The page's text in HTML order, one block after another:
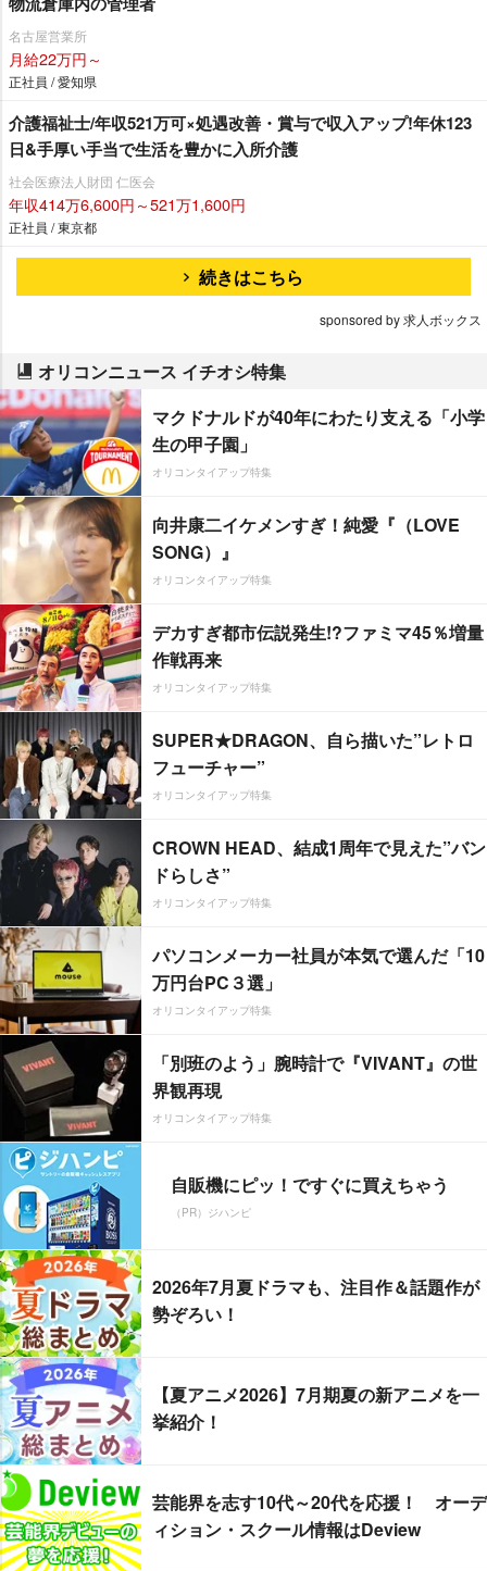
名古屋営業所
月給22万円～
正社員 / 愛知県
介護福祉士/年収521万可×処遇改善・賞与で収入アップ!年休123
日&手厚い手当で生活を豊かに入所介護
社会医療法人財団 仁医会
年収414万6,600円～521万1,600円
正社員 / 東京都
続きはこちら
sponsored by 求人ボックス
オリコンニュース イチオシ特集
マクドナルドが40年にわたり支える「小学
生の甲子園」
オリコンタイアップ特集
向井康二イケメンすぎ！純愛『（LOVE
SONG）』
オリコンタイアップ特集
デカすぎ都市伝説発生!?ファミマ45％増量
作戦再来
オリコンタイアップ特集
SUPER★DRAGON、自ら描いた”レトロ
フューチャー”
オリコンタイアップ特集
CROWN HEAD、結成1周年で見えた”バン
ドらしさ”
オリコンタイアップ特集
パソコンメーカー社員が本気で選んだ「10
万円台PC３選」
オリコンタイアップ特集
「別班のよう」腕時計で『VIVANT』の世
界観再現
オリコンタイアップ特集
自販機にピッ！ですぐに買えちゃう
（PR）ジハンピ
2026年7月夏ドラマも、注目作＆話題作が
勢ぞろい！
【夏アニメ2026】7月期夏の新アニメを一
挙紹介！
芸能界を志す10代～20代を応援！ オーデ
ィション・スクール情報はDeview